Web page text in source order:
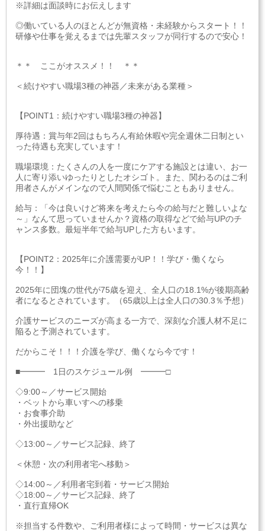
※詳細は面談時にお伝えします
◎働いている人のほとんどが無資格・未経験からスタート！！
研修や仕事を覚えるまでは先輩スタッフが同行するので安心！
＊＊ ここがオススメ！！ ＊＊
＜続けやすい職場3種の神器／未来がある業種＞
【POINT1：続けやすい職場3種の神器】
厚待遇：賞与年2回はもちろん有給休暇や完全週休二日制とい
った待遇も充実しています！
職場環境：たくさんの人を一度にケアする施設とは違い、お一
人に寄り添いゆったりとしたオシゴト。また、関わるのはご利
用者さんがメインなので人間関係で悩むこともありません。
給与：「今は良いけど将来を考えたら今の給与だと難しいよな
～」なんて思っていませんか？資格の取得などで給与UPのチ
ャンス多数。最短半年で給与UPした方もいます。
【POINT2：2025年に介護需要がUP！！学び・働くなら
今！！】
2025年に団塊の世代が75歳を迎え、全人口の18.1%が後期高齢
者になるとされています。（65歳以上は全人口の30.3％予想）
介護サービスのニーズが高まる一方で、深刻な介護人材不足に
陥ると予測されています。
だからこそ！！！介護を学び、働くなら今です！
■━━━ 1日のスケジュール例 ━━━□
◇9:00～／サービス開始
・ベットから車いすへの移乗
・お食事介助
・外出援助など
◇13:00～／サービス記録、終了
＜休憩・次の利用者宅へ移動＞
◇14:00～／利用者宅到着・サービス開始
◇18:00～／サービス記録、終了
・直行直帰OK
※担当する件数や、ご利用者様によって時間・サービスは異な